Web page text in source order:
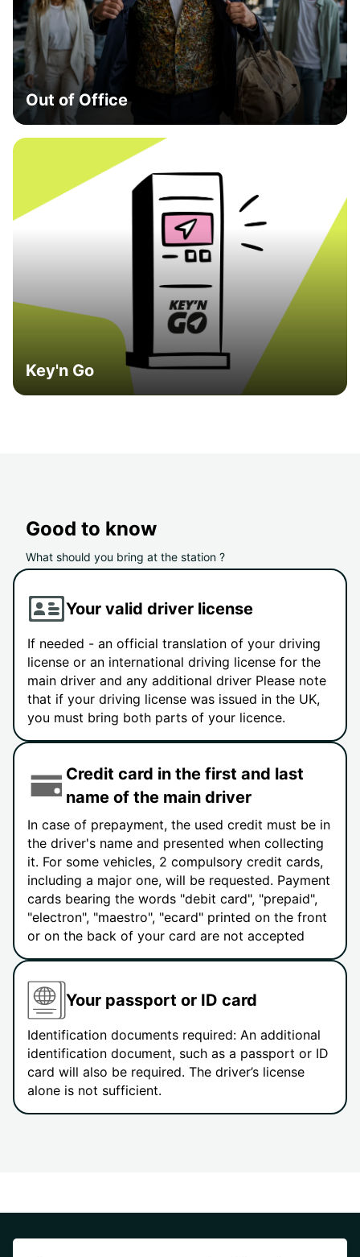
Out of Office
Key'n Go
Good to know
What should you bring at the station ?
Your valid driver license
If needed - an official translation of your driving
license or an international driving license for the
main driver and any additional driver Please note
that if your driving license was issued in the UK,
you must bring both parts of your licence.
Credit card in the first and last
name of the main driver
In case of prepayment, the used credit must be in
the driver's name and presented when collecting
it. For some vehicles, 2 compulsory credit cards,
including a major one, will be requested. Payment
cards bearing the words "debit card", "prepaid",
"electron", "maestro", "ecard" printed on the front
or on the back of your card are not accepted
Your passport or ID card
Identification documents required: An additional
identification document, such as a passport or ID
card will also be required. The driver’s license
alone is not sufficient.